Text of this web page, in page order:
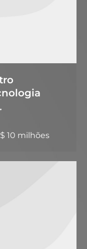
10 milhões